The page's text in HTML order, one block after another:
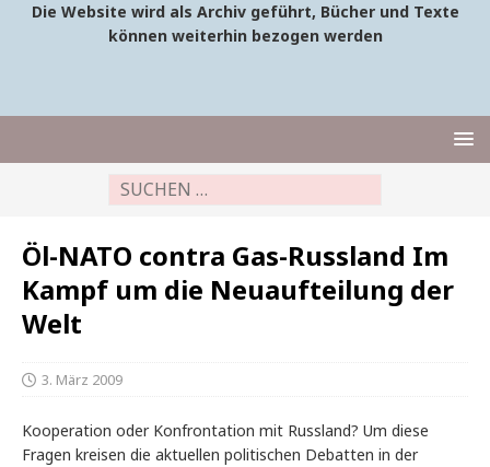
Die Website wird als Archiv geführt, Bücher und Texte
können weiterhin bezogen werden
Öl-NATO contra Gas-Russland Im
Kampf um die Neuaufteilung der
Welt
3. März 2009
Kooperation oder Konfrontation mit Russland? Um diese
Fragen kreisen die aktuellen politischen Debatten in der